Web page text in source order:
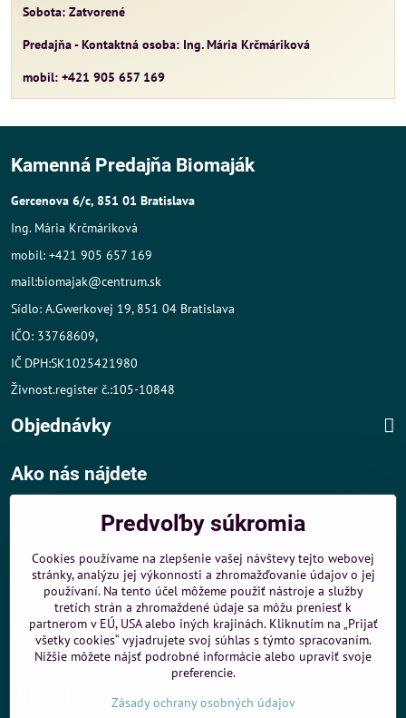
Sobota: Zatvorené
Predajňa - Kontaktná osoba: Ing. Mária Krčmáriková
mobil: +421 905 657 169
Kamenná Predajňa Biomaják
Gercenova 6/c, 851 01 Bratislava
Ing. Mária Krčmáriková
mobil: +421 905 657 169
mail:biomajak@centrum.sk
Sídlo: A.Gwerkovej 19, 851 04 Bratislava
IČO: 33768609,
IČ DPH:SK1025421980
Živnost.register č.:105-10848
Objednávky
Ako nás nájdete
- v tesnej blízkosti diaľničného obchvatu
- dobré parkovacie možnosti 40 m od predajne
MHD:
- 200 m od zastávky MHD Záporožská - autobusy č. 80 a 88
- 250 m od zastávky MHD ŽST Petržalka - autobus 99
Sme umiestnení uShopMania- Internetové nákupy
Predvoľby súkromia
Cookies používame na zlepšenie vašej návštevy tejto webovej
stránky, analýzu jej výkonnosti a zhromažďovanie údajov o jej
používaní. Na tento účel môžeme použiť nástroje a služby
tretích strán a zhromaždené údaje sa môžu preniesť k
partnerom v EÚ, USA alebo iných krajinách. Kliknutím na „Prijať
všetky cookies“ vyjadrujete svoj súhlas s týmto spracovaním.
Nižšie môžete nájsť podrobné informácie alebo upraviť svoje
preferencie.
Zásady ochrany osobných údajov